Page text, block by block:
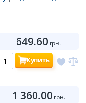
649.60 грн.
Купить
1 360.00 грн.